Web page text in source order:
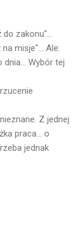
zakonu"...
misje"... Ale:
Wybór tej
Z jednej
praca... o
jednak